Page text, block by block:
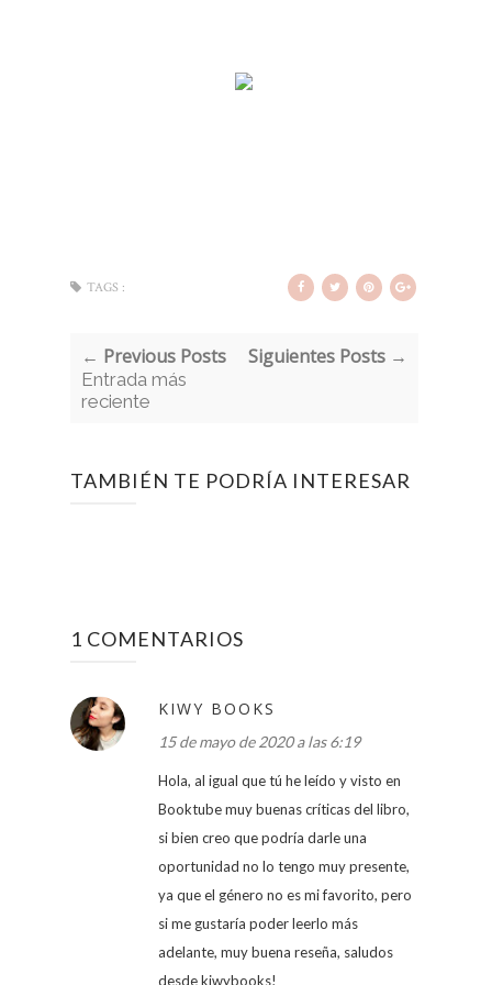
TAGS :
← Previous Posts
Entrada más
reciente
Siguientes Posts →
TAMBIÉN TE PODRÍA INTERESAR
1 COMENTARIOS
KIWY BOOKS
15 de mayo de 2020 a las 6:19
Hola, al igual que tú he leído y visto en
Booktube muy buenas críticas del libro,
si bien creo que podría darle una
oportunidad no lo tengo muy presente,
ya que el género no es mi favorito, pero
si me gustaría poder leerlo más
adelante, muy buena reseña, saludos
desde kiwybooks!